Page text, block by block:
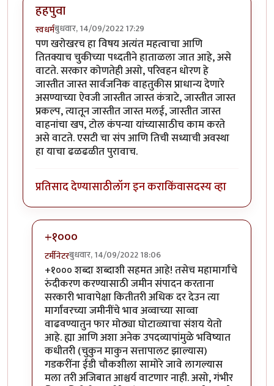
हहपुवा
स्वधर्मबुधवार, 14/09/2022 17:29
पण खरोखरच हा विषय अत्यंत महत्वाचा आणि
तितक्याच चुकीच्या पध्दतीने हाताळला जात आहे, असे
वाटते. सरकार कोणतेही असो, परिवहन धोरण हे
जास्तीत जास्त सार्वजनिक वाहतुकीस प्राधान्य देणारे
असण्याच्या ऐवजी जास्तीत जास्त कंत्राटे, जास्तीत जास्त
प्रकल्प, त्यातून जास्तीत जास्त मलई, जास्तीत जास्त
वाहनांचा खप, टोल कंपन्या यांच्यासाठीच काम करते
असे वाटते. एसटी चा संप आणि तिची सध्याची अवस्था
हा याचा ढळढळीत पुरावाच.
प्रतिसाद देण्यासाठीलॉग इन कराकिंवासदस्य व्हा
+१०००
टर्मीनेटरबुधवार, 14/09/2022 18:06
In reply toहहपुवाbyस्वधर्म
+१००० शब्दा शब्दाशी सहमत आहे! तसेच महामार्गांचे
रुंदीकरण करण्यासाठी जमीन संपादन करताना
सरकारी भावापेक्षा कितीतरी अधिक दर देउन त्या
मार्गांवरच्या जमीनींचे भाव अव्वाच्या साव्वा
वाढवण्यातुन फार मोठ्या घोटाळ्याचा संशय येतो
आहे. ह्या आणि अशा अनेक उपदव्यापांमुळे भविष्यात
कधीतरी (चुकुन माकुन सत्तापालट झाल्यास)
गडकरींना ईडी चौकशीला सामोरे जावे लागल्यास
मला तरी अजिबात आश्चर्य वाटणार नाही. असो, गंभीर